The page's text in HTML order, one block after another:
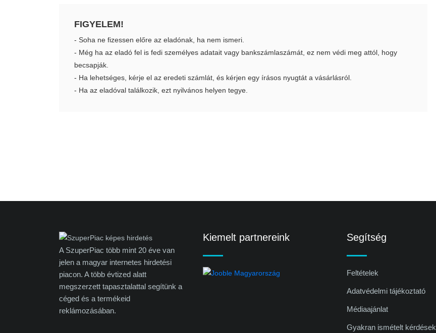
FIGYELEM!
- Soha ne fizessen előre az eladónak, ha nem ismeri.
- Még ha az eladó fel is fedi személyes adatait vagy bankszámlaszámát, ez nem védi meg attól, hogy
becsapják.
- Ha lehetséges, kérje el az eredeti számlát, és kérjen egy írásos nyugtát a vásárlásról.
- Ha az eladóval találkozik, ezt nyilvános helyen tegye.
A SzuperPiac több mint 20 éve van
jelen a magyar internetes hirdetési
piacon. A több évtized alatt
megszerzett tapasztalattal segítünk a
céged és a termékeid
reklámozásában.
Kiemelt partnereink Segítség
Feltételek
Adatvédelmi tájékoztató
Médiaajánlat
Gyakran ismételt kérdések